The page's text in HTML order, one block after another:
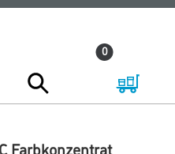
0
Farbkonzentrat